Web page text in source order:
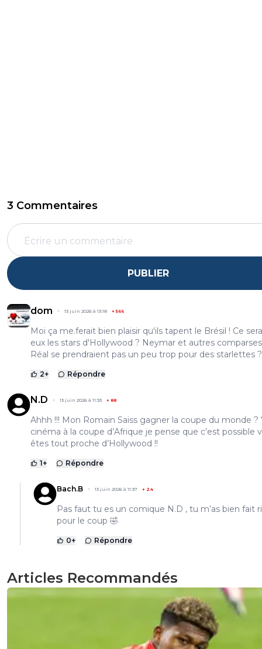
3 Commentaires
PUBLIER
dom 13 juin 2026 à 13:18 +566
Moi ça me.ferait bien plaisir qu'ils tapent le Brésil ! Ce
eux les stars d'Hollywood ? Neymar et autres
Réal se prendraient pas un peu trop pour des starlettes ?
2+ Répondre
N.D 13 juin 2026 à 11:33 + 88
Ahhh !!! Mon Romain Saiss gagner la coupe du monde ?
cinéma à la coupe d’Afrique je pense que c’est possible
êtes tout proche d’Hollywood !!
1+ Répondre
Bach.B 13 juin 2026 à 11:37 + 24
Pas faut tu es un comique N.D , tu m’as bien fait
pour le coup 🤣
0+ Répondre
Articles Recommandés